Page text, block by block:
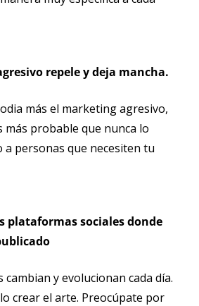
repele y deja mancha.
más el marketing agresivo,
más probable que nunca lo
a personas que necesiten tu
plataformas sociales donde
cambian y evolucionan cada día.
crear el arte. Preocúpate por